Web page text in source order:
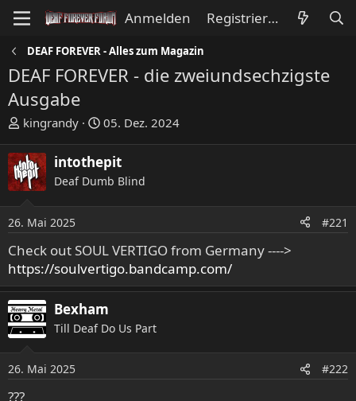
Anmelden Registrieren
DEAF FOREVER - Alles zum Magazin
DEAF FOREVER - die zweiundsechzigste
Ausgabe
E
s
t
e
l
r
kingrandy
E
s
t
e
l
a
m
05. Dez. 2024
intothepit
Deaf Dumb Blind
26. Mai 2025 #221
Check out SOUL VERTIGO from Germany ---->
https://soulvertigo.bandcamp.com/
Bexham
Till Deaf Do Us Part
26. Mai 2025 #222
???